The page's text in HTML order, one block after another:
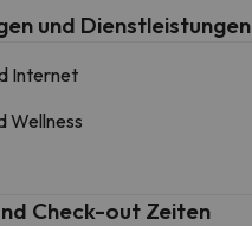
und Dienstleistungen
Internet
Wellness
Check-out Zeiten